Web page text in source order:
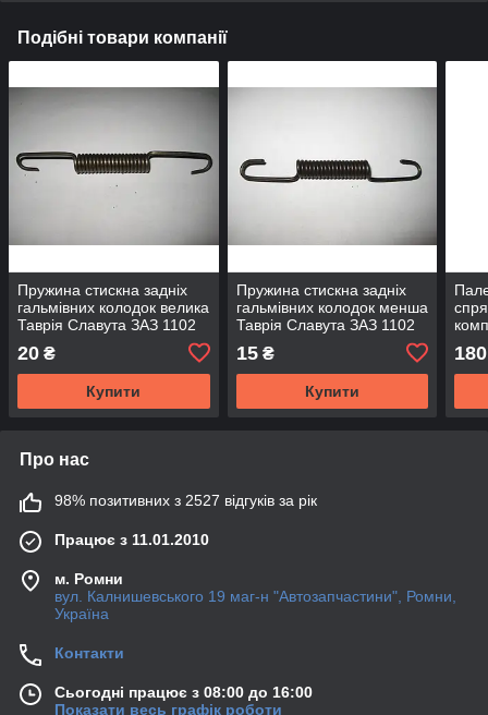
Подібні товари компанії
Пружина стискна задніх
гальмівних колодок велика
Таврія Славута ЗАЗ 1102
20 ₴
Купити
Пружина стискна задніх
гальмівних колодок менша
Таврія Славута ЗАЗ 1102
15₴
Купити
180
Про нас
98% позитивних з 2527 відгуків за рік
Працює з 11.01.2010
м. Ромни
вул. Калнишевського 19 маг-н "Автозапчастини", Ромни,
Україна
Контакти
Сьогодні працює з 08:00 до 16:00
Показати весь графік роботи